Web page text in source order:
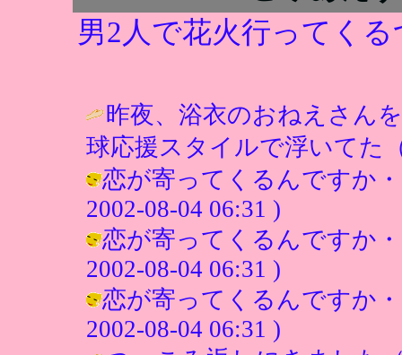
男2人で花火行ってく
昨夜、浴衣のおねえさん
球応援スタイルで浮いてた
恋が寄ってくるんですか
2002-08-04 06:31 )
恋が寄ってくるんですか
2002-08-04 06:31 )
恋が寄ってくるんですか
2002-08-04 06:31 )